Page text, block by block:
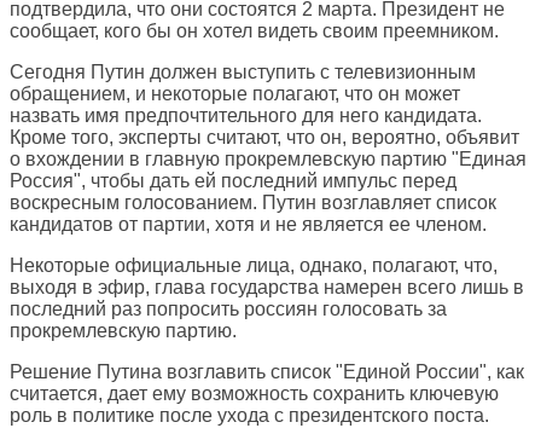
подтвердила, что они состоятся 2 марта. Президент не
сообщает, кого бы он хотел видеть своим преемником.
Сегодня Путин должен выступить с телевизионным
обращением, и некоторые полагают, что он может
назвать имя предпочтительного для него кандидата.
Кроме того, эксперты считают, что он, вероятно, объявит
о вхождении в главную прокремлевскую партию "Единая
Россия", чтобы дать ей последний импульс перед
воскресным голосованием. Путин возглавляет список
кандидатов от партии, хотя и не является ее членом.
Некоторые официальные лица, однако, полагают, что,
выходя в эфир, глава государства намерен всего лишь в
последний раз попросить россиян голосовать за
прокремлевскую партию.
Решение Путина возглавить список "Единой России", как
считается, дает ему возможность сохранить ключевую
роль в политике после ухода с президентского поста.